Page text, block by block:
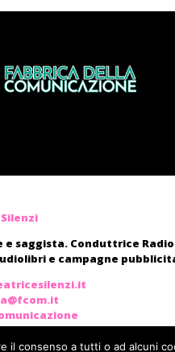
saggista. Conduttrice
e campagne
consenso a tutti o ad alcuni